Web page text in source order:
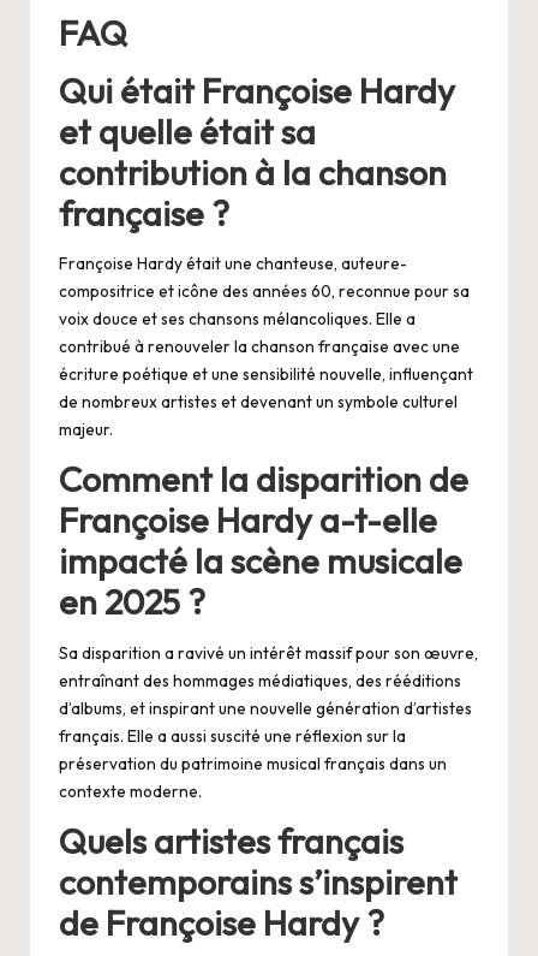
FAQ
Qui était Françoise Hardy
et quelle était sa
contribution à la chanson
française ?
Françoise Hardy était une chanteuse, auteure-
compositrice et icône des années 60, reconnue pour sa
voix douce et ses chansons mélancoliques. Elle a
contribué à renouveler la chanson française avec une
écriture poétique et une sensibilité nouvelle, influençant
de nombreux artistes et devenant un symbole culturel
majeur.
Comment la disparition de
Françoise Hardy a-t-elle
impacté la scène musicale
en 2025 ?
Sa disparition a ravivé un intérêt massif pour son œuvre,
entraînant des hommages médiatiques, des rééditions
d’albums, et inspirant une nouvelle génération d’artistes
français. Elle a aussi suscité une réflexion sur la
préservation du patrimoine musical français dans un
contexte moderne.
Quels artistes français
contemporains s’inspirent
de Françoise Hardy ?